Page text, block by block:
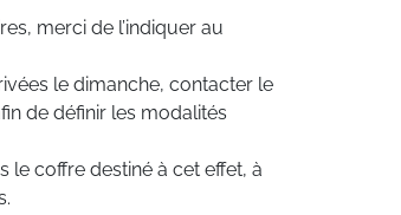
merci de l’indiquer au
le dimanche, contacter le
de définir les modalités
le coffre destiné à cet effet, à